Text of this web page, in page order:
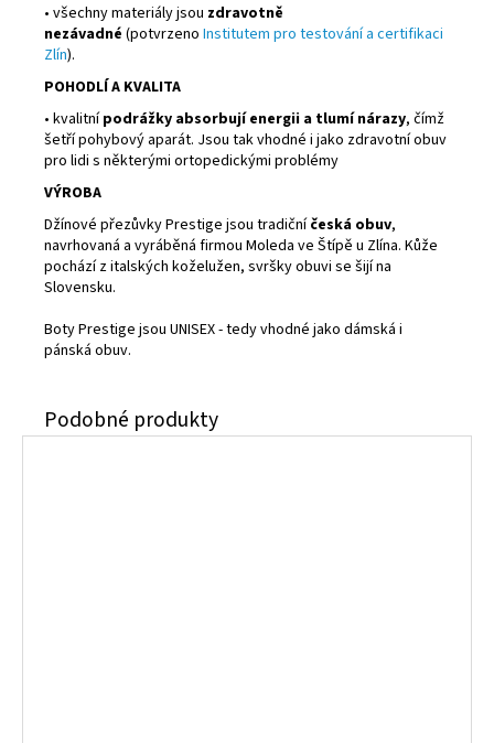
• všechny materiály jsou zdravotně
nezávadné (potvrzeno Institutem pro testování a certifikaci
Zlín).
POHODLÍ A KVALITA
• kvalitnípodrážky absorbují energii a tlumí nárazy, čímž
šetří pohybový aparát. Jsou tak vhodné i jako zdravotní obuv
pro lidi s některými ortopedickými problémy
VÝROBA
Džínové přezůvky Prestige jsou tradiční česká obuv,
navrhovaná a vyráběná firmou Moleda ve Štípě u Zlína. Kůže
pochází z italských koželužen, svršky obuvi se šijí na
Slovensku.
Boty Prestige jsou UNISEX - tedy vhodné jako dámská i
pánská obuv.